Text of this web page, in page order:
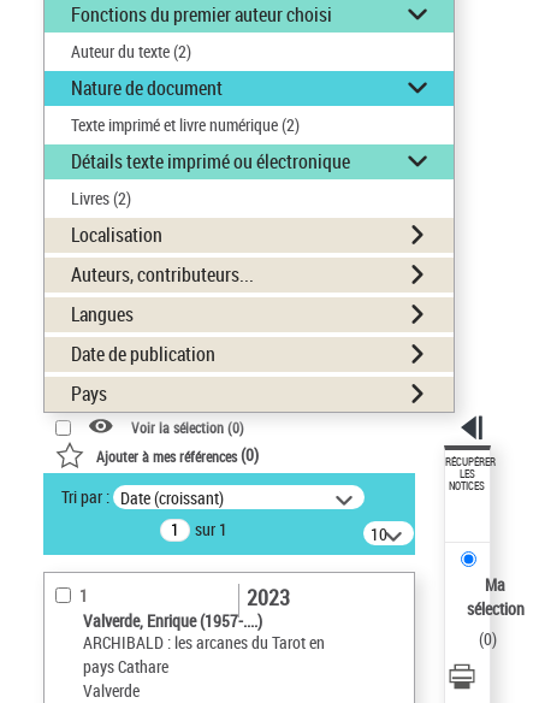
Fonctions du premier auteur choisi
Auteur du texte(2)
Nature de document
Texte imprimé et livre numérique(2)
Détails texte imprimé ou électronique
Livres(2)
Localisation
Auteurs, contributeurs...
Langues
Date de publication
Pays
Voir la sélection (0)
Ajouter à mes références(0)
Tri par : Date (croissant)
sur 1
10
résultats/page
1
Valverde, Enrique (1957-....)
ARCHIBALD : les arcanes du Tarot en
pays Cathare
Valverde
2023
RÉCUPÉRER
LES
NOTICES
Ma
sélection
(0)